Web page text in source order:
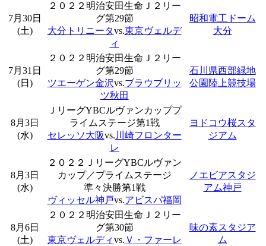
7月30日
(土)
２０２２明治安田生命Ｊ２リー
グ第29節
大分トリニータvs.東京ヴェルデ
ィ
昭和電工ドーム
大分
7月31日
(日)
２０２２明治安田生命Ｊ２リー
グ第29節
ツエーゲン金沢vs.ブラウブリッ
ツ秋田
石川県西部緑地
公園陸上競技場
8月3日
(水)
ＪリーグYBCルヴァンカッププ
ライムステージ第1戦
セレッソ大阪vs. 川崎フロンター
レ
ヨドコウ桜スタ
ジアム
8月3日
(水)
２０２２ＪリーグYBCルヴァン
カップ／プライムステージ
準々決勝第1戦
ヴィッセル神戸vs.アビスパ福岡
ノエビアスタジ
アム神戸
8月6日
(土)
２０２２明治安田生命Ｊ２リー
グ第30節
東京ヴェルディvs. Ｖ・ファーレ
味の素スタジア
ム